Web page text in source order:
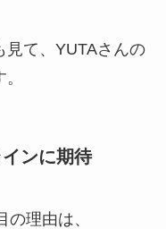
見て、YUTAさんの
ンに期待
理由は、